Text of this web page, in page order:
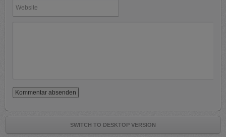
SWITCH TO DESKTOP VERSION